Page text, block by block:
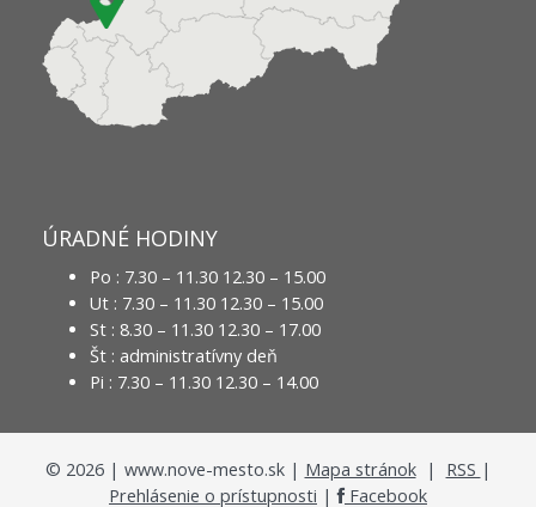
ÚRADNÉ HODINY
Po : 7.30 – 11.30 12.30 – 15.00
Ut : 7.30 – 11.30 12.30 – 15.00
St : 8.30 – 11.30 12.30 – 17.00
Št : administratívny deň
Pi : 7.30 – 11.30 12.30 – 14.00
© 2026| www.nove-mesto.sk | Mapa stránok| RSS |
Prehlásenie o prístupnosti | Facebook